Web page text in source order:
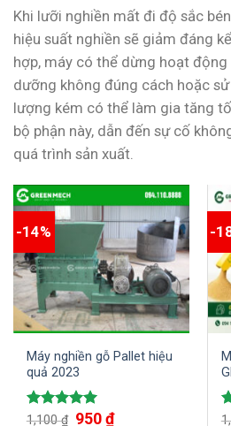
Khi lưỡi nghiền mất đi độ sắc
hiệu suất nghiền sẽ giảm đáng
hợp, máy có thể dừng hoạt
dưỡng không đúng cách hoặc
lượng kém có thể làm gia tăng
bộ phận này, dẫn đến sự cố
quá trình sản xuất.
-14%
Máy nghiền gỗ Pallet hiệu
quả 2023
Được xếp
1,100₫ Giá
950₫Giá
-